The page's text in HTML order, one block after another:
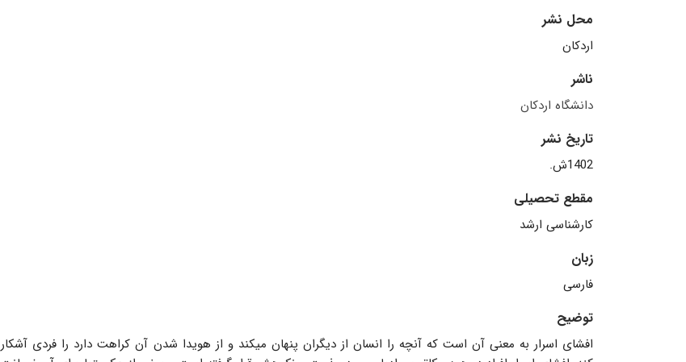
محل نشر
اردکان
ناشر
دانشگاه اردکان
تاریخ نشر
1402ش.
مقطع تحصیلی
کارشناسی ارشد
زبان
فارسی
توضیح
افشای اسرار به معنی آن است که آنچه را انسان از دیگران پنهان میکند و از هویدا شدن آن کراهت دارد را فردی آشکار